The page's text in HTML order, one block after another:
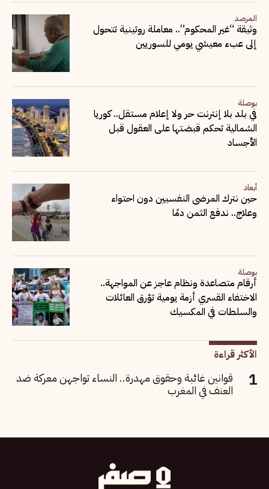
المرصد
وثيقة “غير المحكوم”.. معاملة روتينية تتحول
إلى عبء معيشي يومي للسوريين
بوصلة
في بلد بلا إنترنت حر ولا إعلام مستقل.. كوريا
الشمالية تحكم قبضتها على العقول قبل
الأجساد
أبعاد
حين نترك المرضى النفسيين دون احتواء
وعلاج.. ندفع الثمن دمًا
بوصلة
أرقام متصاعدة ونظام عاجز عن المواجهة..
الاختفاء القسري أزمة يومية تؤرق العائلات
والسلطات في المكسيك
الأكثر قراءة
قوانين غائبة وحقوق مهدرة.. النساء تواجهن معركة ضد
العنف في المغرب